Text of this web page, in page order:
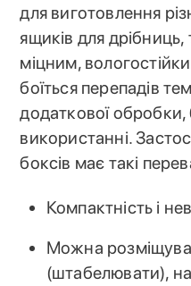
для виготовлення
ящиків для дрібниць,
міцним,
боїться перепадів
додаткової
використанні.
боксів має такі
Компактність і
Можна
(штабелювати),